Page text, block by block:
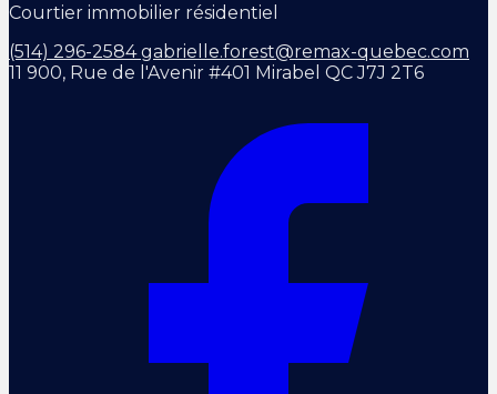
Courtier immobilier résidentiel
(514) 296-2584gabrielle.forest@remax-quebec.com
11 900, Rue de l'Avenir #401 Mirabel QC J7J 2T6